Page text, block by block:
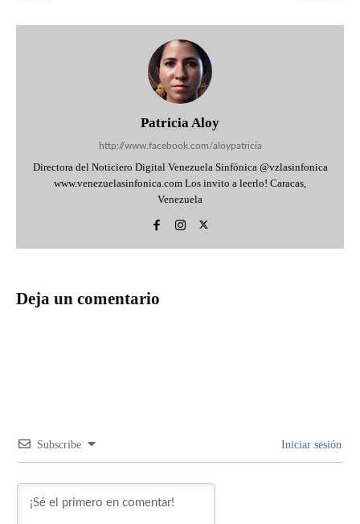
Patricia Aloy
http://www.facebook.com/aloypatricia
Directora del Noticiero Digital Venezuela Sinfónica @vzlasinfonica
www.venezuelasinfonica.com Los invito a leerlo! Caracas,
Venezuela
Deja un comentario
Subscribe Iniciar sesión